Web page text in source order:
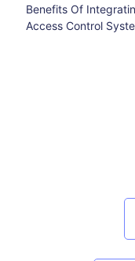
Benefits Of
Access Control